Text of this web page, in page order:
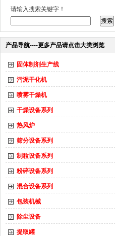
请输入搜索关键字！
产品导航----更多产品请点击大类浏览
固体制剂生产线
污泥干化机
喷雾干燥机
干燥设备系列
热风炉
筛分设备系列
制粒设备系列
粉碎设备系列
混合设备系列
包装机械
除尘设备
提取罐